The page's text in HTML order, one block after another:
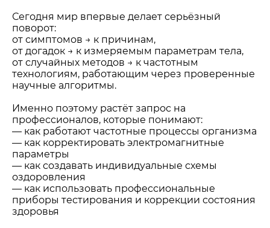
Сегодня мир впервые делает серьёзный
поворот:
от симптомов → к причинам,
от догадок → к измеряемым параметрам тела,
от случайных методов → к частотным
технологиям, работающим через проверенные
научные алгоритмы.
Именно поэтому растёт запрос на
профессионалов, которые понимают:
— как работают частотные процессы организма
— как корректировать электромагнитные
параметры
— как создавать индивидуальные схемы
оздоровления
— как использовать профессиональные
приборы тестирования и коррекции состояния
здоровья